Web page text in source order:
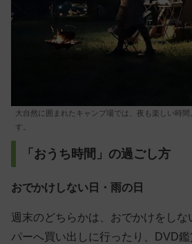
大自然に囲まれたキャンプ場では、夜も楽しい時
す。
「おうち時間」の過ごし方
おでかけしない日・雨の日
週末のどちらかは、おでかけをし
パーへ買い出しに行ったり、DVD鑑